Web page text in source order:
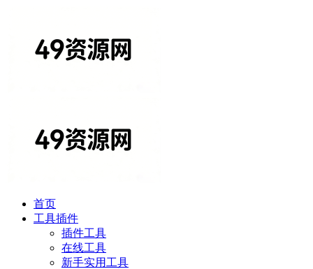
首页
工具插件
插件工具
在线工具
新手实用工具